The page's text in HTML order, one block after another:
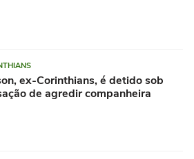
ex-Corinthians, é detido sob
de agredir companheira